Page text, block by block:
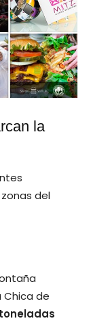
la
del
Chica de